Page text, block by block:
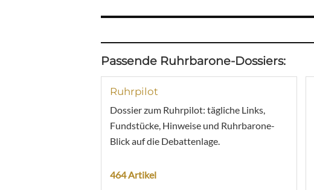
Passende Ruhrbarone-Dossiers:
Ruhrpilot
Dossier zum Ruhrpilot: tägliche Links,
Fundstücke, Hinweise und Ruhrbarone-
Blick auf die Debattenlage.
464 Artikel